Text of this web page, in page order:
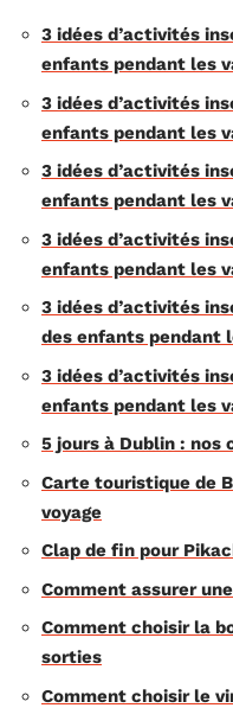
3 idées d’activités
enfants pendant les
3 idées d’activités
enfants pendant les
3 idées d’activités
enfants pendant les
3 idées d’activités
enfants pendant les
3 idées d’activités
des enfants pendant
3 idées d’activités
enfants pendant les
5 jours à Dublin : nos
Carte touristique de
voyage
Clap de fin pour
Comment assurer
Comment choisir la
sorties
Comment choisir le